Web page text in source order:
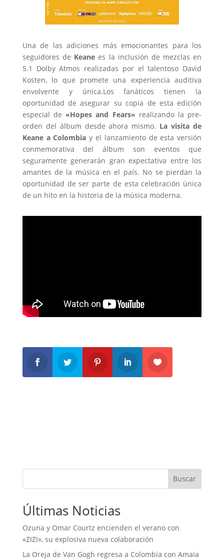
Una de las adiciones más emocionantes para los
seguidores de Keane es la inclusión de mezclas en
5.1 Dolby Atmos realizadas por el talentoso David
Kosten, lo que promete una experiencia auditiva
envolvente y única.Los fanáticos tienen la
oportunidad de asegurar su copia de esta edición
especial de «Hopes and Fears» realizando la pre-
orden del álbum desde ahora mismo. La visita de
Keane a Colombia y el lanzamiento de esta versión
conmemorativa del álbum son eventos que
seguramente generarán gran expectativa entre los
amantes de la música en el país. No se pierdan la
oportunidad de ser parte de esta celebración única
de un hito en la historia de la música moderna.
Buscar
Últimas Noticias
Ozuna y Omar Courtz encienden el verano con
«ZIZI», su explosiva nueva colaboración
La Oreja de Van Gogh regresa a Colombia con Amaia